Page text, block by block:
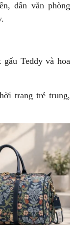
dân văn phòng
Teddy và hoa
trang trẻ trung,